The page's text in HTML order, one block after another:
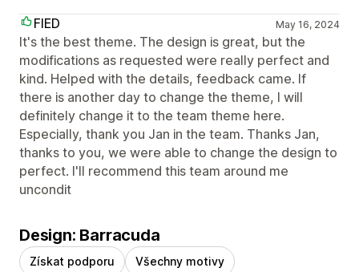
FIED
May 16, 2024
It's the best theme. The design is great, but the
modifications as requested were really perfect and
kind. Helped with the details, feedback came. If
there is another day to change the theme, I will
definitely change it to the team theme here.
Especially, thank you Jan in the team. Thanks Jan,
thanks to you, we were able to change the design to
perfect. I'll recommend this team around me
uncondit
Design: Barracuda
Získat podporu Všechny motivy